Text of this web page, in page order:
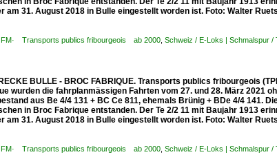
am 31. August 2018 in Bulle eingestellt worden ist. Foto: Walter
Transports publics fribourgeois ab 2000 Schweiz / E-Loks | Schmalspur /
BULLE - BROC FABRIQUE. Transports publics fribourgeois
wurden die fahrplanmässigen Fahrten vom 27. und 28. März 2021
aus Be 4/4 131 + BC Ce 811, ehemals Brünig + BDe 4/4 141.
in Broc Fabrique entstanden. Der Te 2/2 11 mit Baujahr 1913
am 31. August 2018 in Bulle eingestellt worden ist. Foto: Walter
Transports publics fribourgeois ab 2000 Schweiz / E-Loks | Schmalspur /